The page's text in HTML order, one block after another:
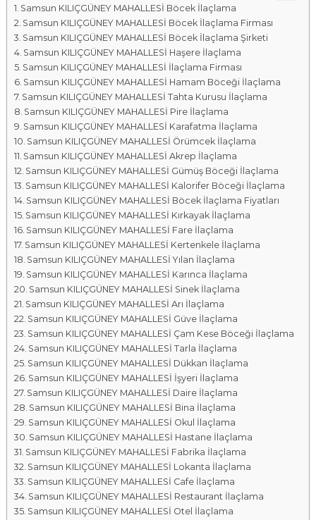
a
l
a
r
ı
Samsun KILIÇGÜNEY MAHALLESİ Böcek İlaçlama
Samsun KILIÇGÜNEY MAHALLESİ Böcek İlaçlama Firması
Samsun KILIÇGÜNEY MAHALLESİ Böcek İlaçlama Şirketi
Samsun KILIÇGÜNEY MAHALLESİ Haşere İlaçlama
Samsun KILIÇGÜNEY MAHALLESİ İlaçlama Firması
Samsun KILIÇGÜNEY MAHALLESİ Hamam Böceği İlaçlama
Samsun KILIÇGÜNEY MAHALLESİ Tahta Kurusu İlaçlama
Samsun KILIÇGÜNEY MAHALLESİ Pire İlaçlama
Samsun KILIÇGÜNEY MAHALLESİ Karafatma İlaçlama
Samsun KILIÇGÜNEY MAHALLESİ Örümcek İlaçlama
Samsun KILIÇGÜNEY MAHALLESİ Akrep İlaçlama
Samsun KILIÇGÜNEY MAHALLESİ Gümüş Böceği İlaçlama
Samsun KILIÇGÜNEY MAHALLESİ Kalorifer Böceği İlaçlama
Samsun KILIÇGÜNEY MAHALLESİ Böcek İlaçlama Fiyatları
Samsun KILIÇGÜNEY MAHALLESİ Kırkayak İlaçlama
Samsun KILIÇGÜNEY MAHALLESİ Fare İlaçlama
Samsun KILIÇGÜNEY MAHALLESİ Kertenkele İlaçlama
Samsun KILIÇGÜNEY MAHALLESİ Yılan İlaçlama
Samsun KILIÇGÜNEY MAHALLESİ Karınca İlaçlama
Samsun KILIÇGÜNEY MAHALLESİ Sinek İlaçlama
Samsun KILIÇGÜNEY MAHALLESİ Arı İlaçlama
Samsun KILIÇGÜNEY MAHALLESİ Güve İlaçlama
Samsun KILIÇGÜNEY MAHALLESİ Çam Kese Böceği İlaçlama
Samsun KILIÇGÜNEY MAHALLESİ Tarla İlaçlama
Samsun KILIÇGÜNEY MAHALLESİ Dükkan İlaçlama
Samsun KILIÇGÜNEY MAHALLESİ İşyeri İlaçlama
Samsun KILIÇGÜNEY MAHALLESİ Daire İlaçlama
Samsun KILIÇGÜNEY MAHALLESİ Bina İlaçlama
Samsun KILIÇGÜNEY MAHALLESİ Okul İlaçlama
Samsun KILIÇGÜNEY MAHALLESİ Hastane İlaçlama
Samsun KILIÇGÜNEY MAHALLESİ Fabrika İlaçlama
Samsun KILIÇGÜNEY MAHALLESİ Lokanta İlaçlama
Samsun KILIÇGÜNEY MAHALLESİ Cafe İlaçlama
Samsun KILIÇGÜNEY MAHALLESİ Restaurant İlaçlama
Samsun KILIÇGÜNEY MAHALLESİ Otel İlaçlama